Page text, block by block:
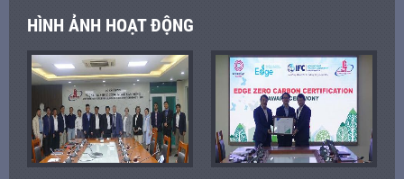
HÌNH ẢNH HOẠT ĐỘNG